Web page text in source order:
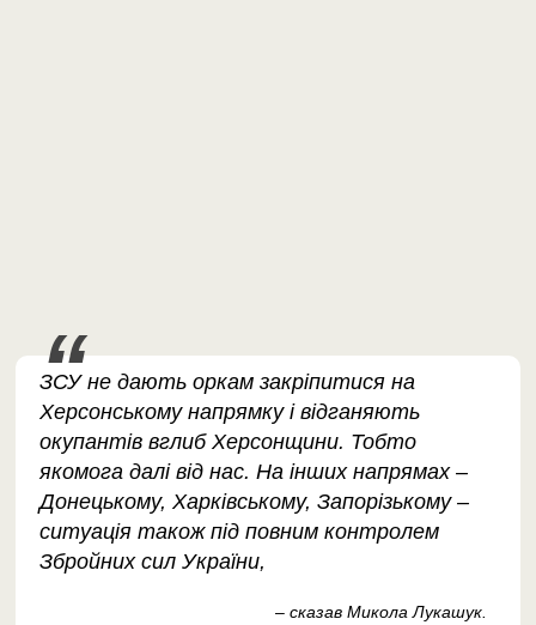
ЗСУ не дають оркам закріпитися на
Херсонському напрямку і відганяють
окупантів вглиб Херсонщини. Тобто
якомога далі від нас. На інших напрямах –
Донецькому, Харківському, Запорізькому –
ситуація також під повним контролем
Збройних сил України,
– сказав Микола Лукашук.